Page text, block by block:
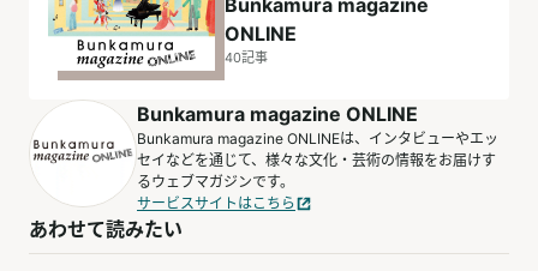
Bunkamura magazine
ONLINE
40記事
Bunkamura magazine ONLINE
Bunkamura magazine ONLINEは、インタビューやエッ
セイなどを通じて、様々な文化・芸術の情報をお届けす
るウェブマガジンです。
サービスサイトはこちら
あわせて読みたい